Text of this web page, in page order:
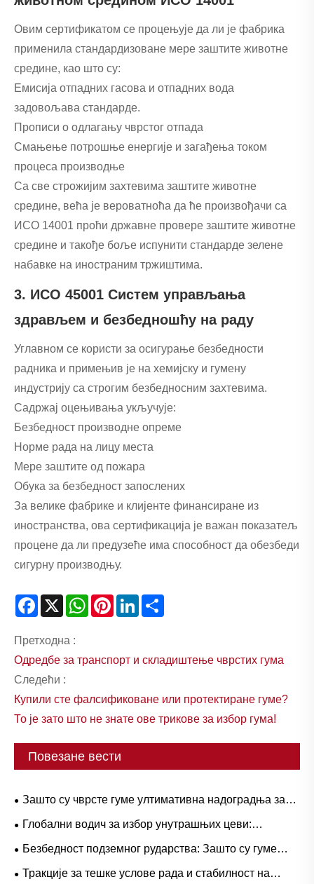
Овим сертификатом се процењује да ли је фабрика
применила стандардизоване мере заштите животне
средине, као што су:
Емисија отпадних гасова и отпадних вода
задовољава стандарде.
Прописи о одлагању чврстог отпада
Смањење потрошње енергије и загађења током
процеса производње
Са све строжијим захтевима заштите животне
средине, већа је вероватноћа да ће произвођачи са
ИСО 14001 проћи државне провере заштите животне
средине и такође боље испунити стандарде зелене
набавке на иностраним тржиштима.
3. ИСО 45001 Систем управљања
здрављем и безбедношћу на раду
Углавном се користи за осигурање безбедности
радника и примењив је на хемијску и гумену
индустрију са строгим безбедносним захтевима.
Садржај оцењивања укључује:
Безбедност производне опреме
Норме рада на лицу места
Мере заштите од пожара
Обука за безбедност запослених
За велике фабрике и клијенте финансиране из
иностранства, ова сертификација је важан показатељ
процене да ли предузеће има способност да обезбеди
сигурну производњу.
Facebook
X WhatsAppPinterestLinkedIn
Претходна :
Одредбе за транспорт и складиштење чврстих гума
Следећи :
Купили сте фалсификоване или протектиране гуме?
То је зато што не знате ове трикове за избор гума!
Повезане вести
Зашто су чврсте гуме ултимативна надоградња за
тешке радне токове?
Глобални водич за избор унутрашњих цеви:
популарне величине и примене засноване на
Безбедност подземног рударства: Зашто су гуме
серије Л-5С кључне за елиминисање скупих застоја
Тракције за тешке услове рада и стабилност на